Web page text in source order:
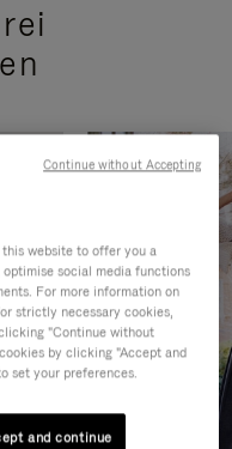
website to offer you a
social media functions
For more information on
strictly necessary cookies,
"Continue without
by clicking "Accept and
set your preferences.
and continue
Continue without Accepting